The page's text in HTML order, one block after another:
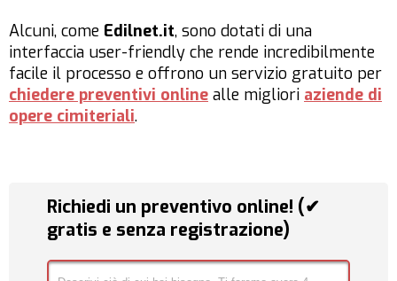
Alcuni, come Edilnet.it, sono dotati di una
interfaccia user-friendly che rende incredibilmente
facile il processo e offrono un servizio gratuito per
chiedere preventivi online alle migliori aziende di
opere cimiteriali.
Richiedi un preventivo online! (✔
gratis e senza registrazione)